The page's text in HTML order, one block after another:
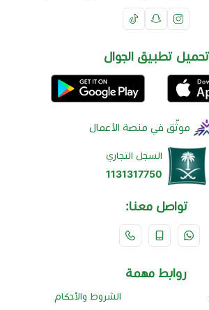
تحميل تطبيق الجوال
موثّق في منصة الأعمال
السجل التجاري
1131317750
تواصل معنا:
روابط مهمة
الشروط والأحكام